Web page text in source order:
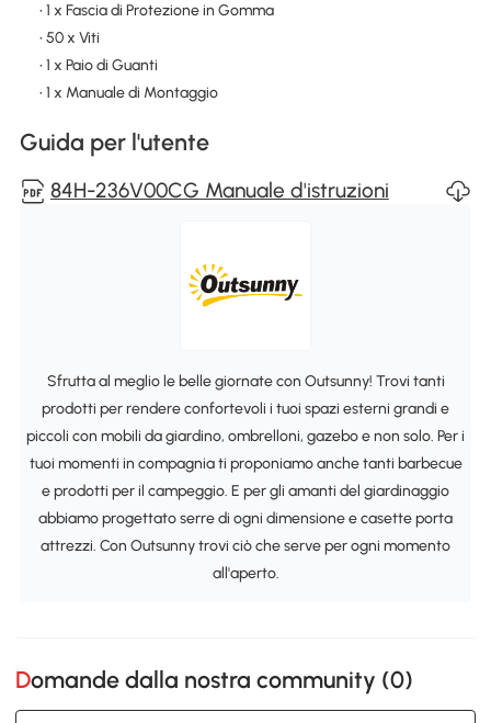
• 1 x Fascia di Protezione in Gomma
• 50 x Viti
• 1 x Paio di Guanti
• 1 x Manuale di Montaggio
Guida per l'utente
84H-236V00CG Manuale d'istruzioni
Sfrutta al meglio le belle giornate con Outsunny! Trovi tanti
prodotti per rendere confortevoli i tuoi spazi esterni grandi e
piccoli con mobili da giardino, ombrelloni, gazebo e non solo. Per i
tuoi momenti in compagnia ti proponiamo anche tanti barbecue
e prodotti per il campeggio. E per gli amanti del giardinaggio
abbiamo progettato serre di ogni dimensione e casette porta
attrezzi. Con Outsunny trovi ciò che serve per ogni momento
all'aperto.
Domande dalla nostra community (0)